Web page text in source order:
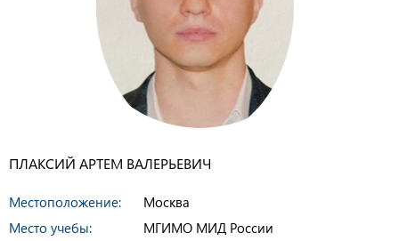
ПЛАКСИЙ АРТЕМ ВАЛЕРЬЕВИЧ
Местоположение:
Москва
Место учебы:
МГИМО МИД России